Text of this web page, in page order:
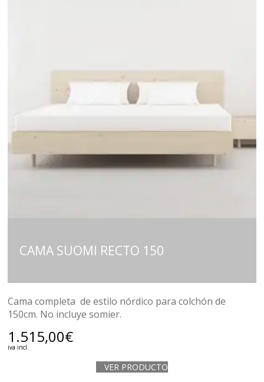
CAMA SUOMI RECTO 150
Cama completa de estilo nórdico para colchón de
150cm. No incluye somier.
1.515,00€
iva incl.
VER PRODUCTO